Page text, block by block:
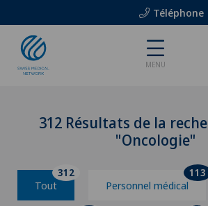
Téléphone
MENU
312 Résultats de la
"Oncologie"
Tout
312
Personnel médical
113